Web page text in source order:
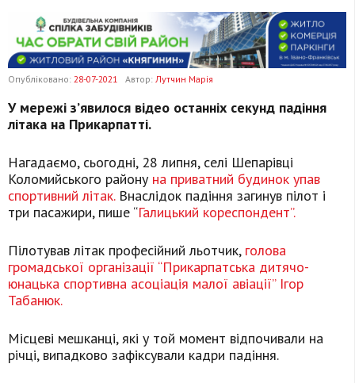
Опубліковано: 28-07-2021 Автор: Лутчин Марія
У мережі з’явилося відео останніх секунд падіння
літака на Прикарпатті.
Нагадаємо, сьогодні, 28 липня, селі Шепарівці
Коломийського району на приватний будинок упав
спортивний літак.Внаслідок падіння загинув пілот і
три пасажири, пише “Галицький кореспондент”.
Пілотував літак професійний льотчик, голова
громадської організації “Прикарпатська дитячо-
юнацька спортивна асоціація малої авіації” Ігор
Табанюк.
Місцеві мешканці, які у той момент відпочивали на
річці, випадково зафіксували кадри падіння.